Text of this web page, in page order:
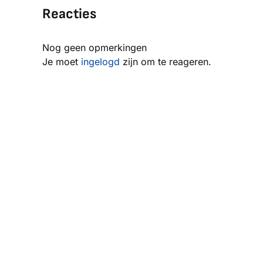
Reacties
Nog geen opmerkingen
Je moet ingelogd zijn om te reageren.